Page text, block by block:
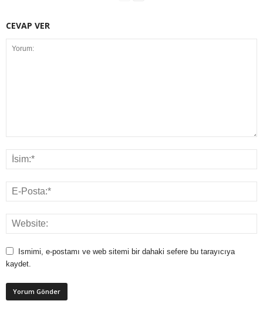
CEVAP VER
Ismimi, e-postamı ve web sitemi bir dahaki sefere bu tarayıcıya
kaydet.